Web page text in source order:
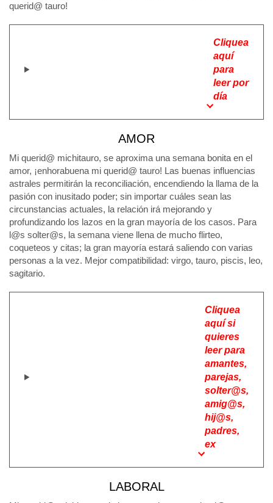
querid@ tauro!
Cliquea
aquí
para
leer por
día
AMOR
Mi querid@ michitauro, se aproxima una semana bonita en el
amor, ¡enhorabuena mi querid@ tauro! Las buenas influencias
astrales permitirán la reconciliación, encendiendo la llama de la
pasión con inusitado poder; sin importar cuáles sean las
circunstancias actuales, la relación irá mejorando y
profundizando los lazos en la gran mayoría de los casos. Para
l@s solter@s, la semana viene llena de mucho flirteo,
coqueteos y citas; la gran mayoría estará saliendo con varias
personas a la vez. Mejor compatibilidad: virgo, tauro, piscis, leo,
sagitario.
Cliquea
aquí si
quieres
leer para
amantes,
parejas,
solter@s,
amig@s,
hij@s,
padres,
ex
LABORAL